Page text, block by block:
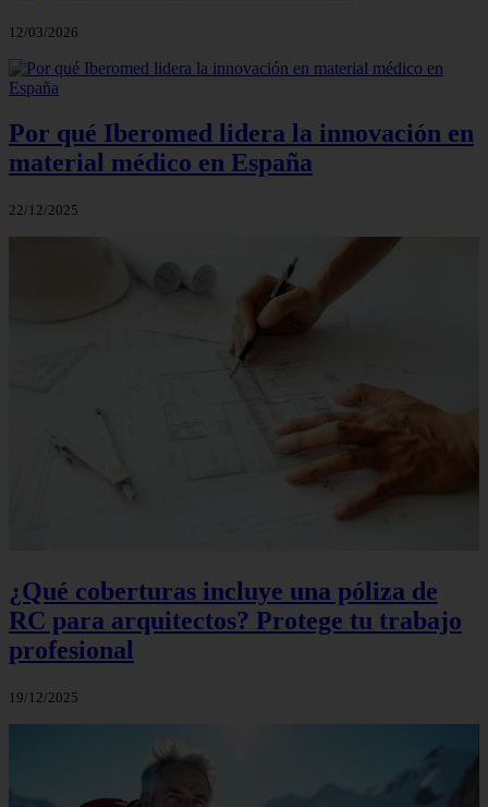
12/03/2026
Por qué Iberomed lidera la innovación en
material médico en España
22/12/2025
¿Qué coberturas incluye una póliza de
RC para arquitectos? Protege tu trabajo
profesional
19/12/2025